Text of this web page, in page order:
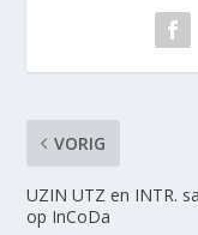
VORIG
UZIN UTZ en INTR.
op InCoDa